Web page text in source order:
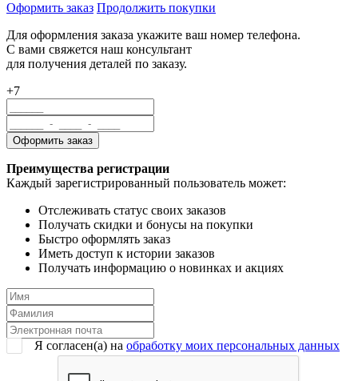
Оформить заказ Продолжить покупки
Для оформления заказа укажите ваш номер телефона.
С вами свяжется наш консультант
для получения деталей по заказу.
+7
Преимущества регистрации
Каждый зарегистрированный пользователь может:
Отслеживать статус своих заказов
Получать скидки и бонусы на покупки
Быстро оформлять заказ
Иметь доступ к истории заказов
Получать информацию о новинках и акциях
Я согласен(a) на обработку моих персональных данных